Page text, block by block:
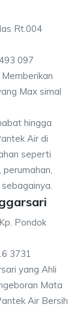
Rt.004
097
Max simal
hingga
Air di
seperti
Pondok
3731
yang Ahli
Mata
Air Bersih